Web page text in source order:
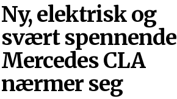
Ny, elektrisk og
svært spennende
Mercedes CLA
nærmer seg